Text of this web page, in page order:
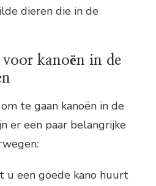
dieren die in de
kanoën in de
te gaan kanoën in de
er een paar belangrijke
u een goede kano huurt